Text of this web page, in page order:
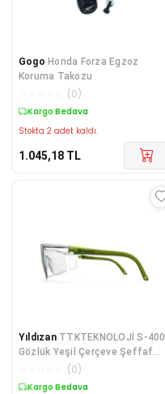
Gogo Honda Forza Egzoz
Koruma Takozu
(0)
Kargo Bedava
Stokta 2 adet kaldı.
1.045,18 TL
Yıldızan TTKTEKNOLOJİ S-400
Gözlük Yeşil Çerçeve Şeffaf
KRK 395519
(0)
Kargo Bedava